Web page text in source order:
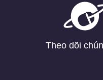
Theo dõi